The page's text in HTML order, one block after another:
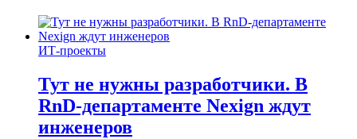
ИТ-проекты
Тут не нужны разработчики. В
RnD-департаменте Nexign ждут
инженеров